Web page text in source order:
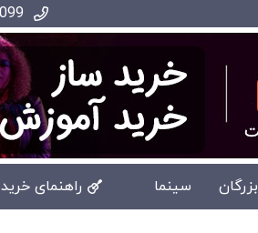
بزرگان سینما راهنمای خرید